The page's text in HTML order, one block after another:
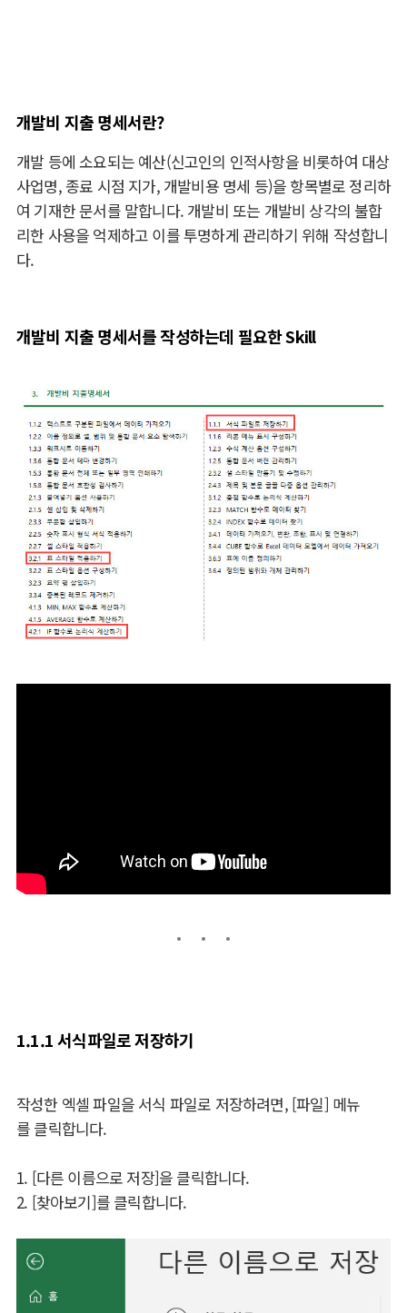
개발비 지출 명세서란?
개발 등에 소요되는 예산(신고인의 인적사항을 비롯하여 대상
사업명, 종료 시점 지가, 개발비용 명세 등)을 항목별로 정리하
여 기재한 문서를 말합니다. 개발비 또는 개발비 상각의 불합
리한 사용을 억제하고 이를 투명하게 관리하기 위해 작성합니
다.
개발비 지출 명세서를 작성하는데 필요한 Skill
1.1.1 서식파일로 저장하기
작성한 엑셀 파일을 서식 파일로 저장하려면, [파일] 메뉴
를 클릭합니다.
1. [다른 이름으로 저장]을 클릭합니다.
2. [찾아보기]를 클릭합니다.